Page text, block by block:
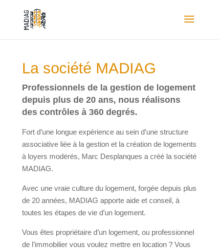
La société MADIAG
Professionnels de la gestion de logement
depuis plus de 20 ans, nous réalisons
des contrôles à 360 degrés.
Fort d’une longue expérience au sein d’une structure
associative liée à la gestion et la création de logements
à loyers modérés, Marc Desplanques a créé la société
MADIAG.
Avec une vraie culture du logement, forgée depuis plus
de 20 années, MADIAG apporte aide et conseil, à
toutes les étapes de vie d’un logement.
Vous êtes propriétaire d’un logement, ou professionnel
de l’immobilier vous voulez mettre en location ? Vous